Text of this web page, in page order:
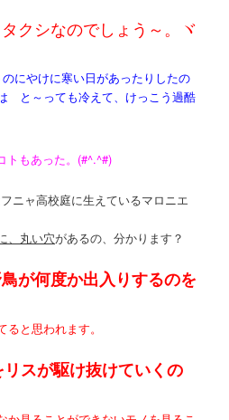
クシなのでしょう～。ヾ
にやけに寒い日があったりしたの
と～っても冷えて、けっこう過酷
トもあった。(#^.^#)
ニャ高校庭に生えているマロニエ
、丸い穴があるの、分かります？
が何度か出入りするのを
と思われます。
スが駆け抜けていくの